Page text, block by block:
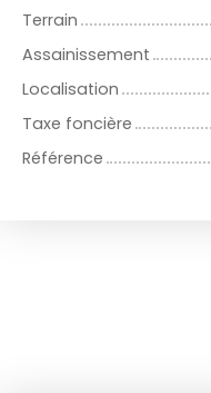
Terrain
Assainissement
Localisation
Taxe foncière
Référence